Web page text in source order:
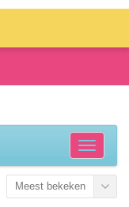
Meest bekeken